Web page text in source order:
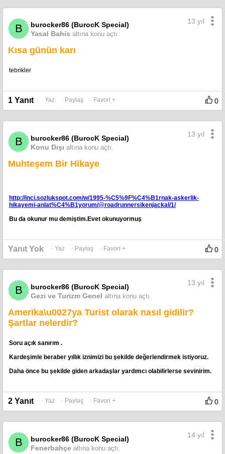
B
burocker86 (BurocK Special)
Yasal Bahis altına konu açtı.
13 yıl
Kısa günün karı
tebrikler
1 Yanıt · Yaz · Paylaş · Favori + 0
B
burocker86 (BurocK Special)
Konu Dışı altına konu açtı.
13 yıl
Muhteşem Bir Hikaye
http://inci.sozlukspot.com/w/1995-%C5%9F%C4%B1rnak-askerlik-
hikayemi-anlat%C4%B1yorum/@roadrunnersikenjackal/1/
Bu da okunur mu demiştim.Evet okunuyormuş
Yanıt Yok · Yaz · Paylaş · Favori + 0
B
burocker86 (BurocK Special)
Gezi ve Turizm Genel altına konu açtı.
13 yıl
Amerika\u0027ya Turist olarak nasıl gidilir?
Şartlar nelerdir?
Soru açık sanırım .
Kardeşimle beraber yıllık iznimizi bu şekilde değerlendirmek istiyoruz.
Daha önce bu şekilde giden arkadaşlar yardımcı olabilirlerse sevinirim.
2 Yanıt · Yaz · Paylaş · Favori + 0
B
burocker86 (BurocK Special)
Fenerbahçe altına konu açtı.
14 yıl